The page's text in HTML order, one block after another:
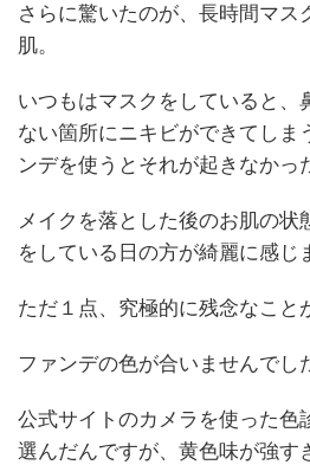
さらに驚いたのが、長時間マス
肌。
いつもはマスクをしていると、
ない箇所にニキビができてしま
ンデを使うとそれが起きなかっ
メイクを落とした後のお肌の状
をしている日の方が綺麗に感じ
ただ１点、究極的に残念なこと
ファンデの色が合いませんでし
公式サイトのカメラを使った色
選んだんですが、黄色味が強す